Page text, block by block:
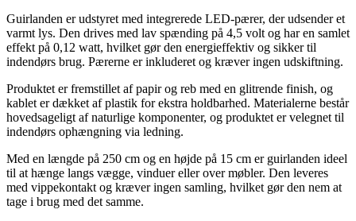
Guirlanden er udstyret med integrerede LED-pærer, der udsender et
varmt lys. Den drives med lav spænding på 4,5 volt og har en samlet
effekt på 0,12 watt, hvilket gør den energieffektiv og sikker til
indendørs brug. Pærerne er inkluderet og kræver ingen udskiftning.
Produktet er fremstillet af papir og reb med en glitrende finish, og
kablet er dækket af plastik for ekstra holdbarhed. Materialerne består
hovedsageligt af naturlige komponenter, og produktet er velegnet til
indendørs ophængning via ledning.
Med en længde på 250 cm og en højde på 15 cm er guirlanden ideel
til at hænge langs vægge, vinduer eller over møbler. Den leveres
med vippekontakt og kræver ingen samling, hvilket gør den nem at
tage i brug med det samme.